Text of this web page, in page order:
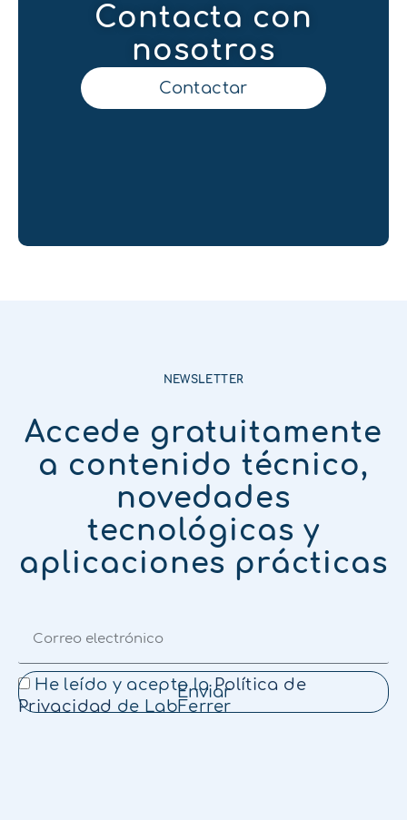
Contacta con
nosotros
Contactar
NEWSLETTER
Accede gratuitamente
a contenido técnico,
novedades
tecnológicas y
aplicaciones prácticas
He leído y acepto laPolítica de
Privacidad de LabFerrer
Enviar